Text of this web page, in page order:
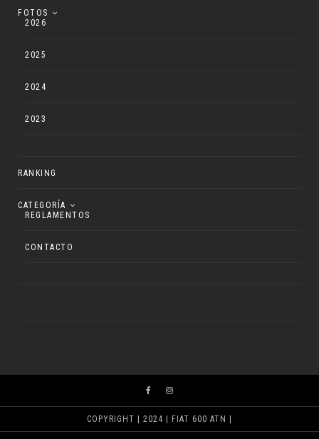
FOTOS
2026
2025
2024
2023
RANKING
CATEGORÍA
REGLAMENTOS
CONTACTO
COPYRIGHT | 2024 | FIAT 600 ATN |